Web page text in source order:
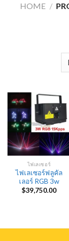
HOME /
ไฟเลเซอร์
ไฟเลเซอร์ฟลูคัล
เลอร์ RGB 3w
$39,750.00